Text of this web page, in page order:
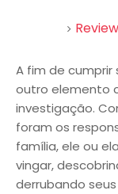
A fim de cumprir
outro elemento
investigação.
foram os
família, ele ou
vingar,
derrubando